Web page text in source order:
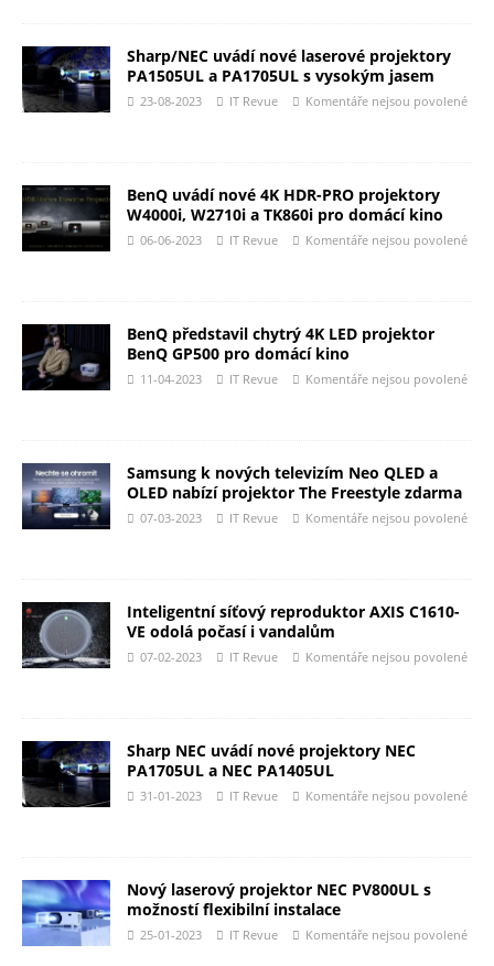
Sharp/NEC uvádí nové laserové projektory
PA1505UL a PA1705UL s vysokým jasem
23-08-2023 IT Revue Komentáře nejsou povolené
BenQ uvádí nové 4K HDR-PRO projektory
W4000i, W2710i a TK860i pro domácí kino
06-06-2023 IT Revue Komentáře nejsou povolené
BenQ představil chytrý 4K LED projektor
BenQ GP500 pro domácí kino
11-04-2023 IT Revue Komentáře nejsou povolené
Samsung k nových televizím Neo QLED a
OLED nabízí projektor The Freestyle zdarma
07-03-2023 IT Revue Komentáře nejsou povolené
Inteligentní síťový reproduktor AXIS C1610-
VE odolá počasí i vandalům
07-02-2023 IT Revue Komentáře nejsou povolené
Sharp NEC uvádí nové projektory NEC
PA1705UL a NEC PA1405UL
31-01-2023 IT Revue Komentáře nejsou povolené
Nový laserový projektor NEC PV800UL s
možností flexibilní instalace
25-01-2023 IT Revue Komentáře nejsou povolené